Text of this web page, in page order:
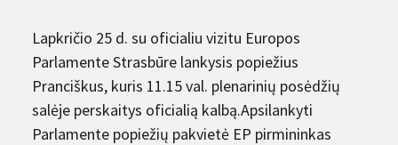
Lapkričio 25 d. su oficialiu vizitu Europos
Parlamente Strasbūre lankysis popiežius
Pranciškus, kuris 11.15 val. plenarinių posėdžių
salėje perskaitys oficialią kalbą.Apsilankyti
Parlamente popiežių pakvietė EP pirmininkas